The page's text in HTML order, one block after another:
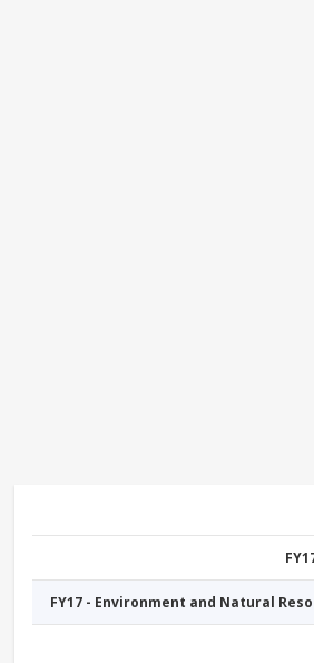
FY17 - Environment and